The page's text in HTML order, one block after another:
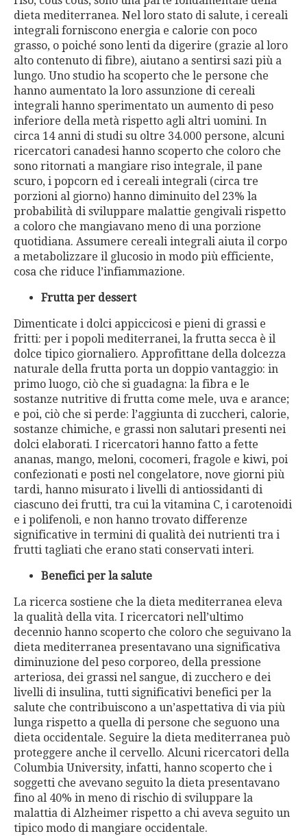
dieta mediterranea. Nel loro stato di salute, i cereali
integrali forniscono energia e calorie con poco
grasso, o poiché sono lenti da digerire (grazie al loro
alto contenuto di fibre), aiutano a sentirsi sazi più a
lungo. Uno studio ha scoperto che le persone che
hanno aumentato la loro assunzione di cereali
integrali hanno sperimentato un aumento di peso
inferiore della metà rispetto agli altri uomini. In
circa 14 anni di studi su oltre 34.000 persone, alcuni
ricercatori canadesi hanno scoperto che coloro che
sono ritornati a mangiare riso integrale, il pane
scuro, i popcorn ed i cereali integrali (circa tre
porzioni al giorno) hanno diminuito del 23% la
probabilità di sviluppare malattie gengivali rispetto
a coloro che mangiavano meno di una porzione
quotidiana. Assumere cereali integrali aiuta il corpo
a metabolizzare il glucosio in modo più efficiente,
cosa che riduce l’infiammazione.
Frutta per dessert
Dimenticate i dolci appiccicosi e pieni di grassi e
fritti: per i popoli mediterranei, la frutta secca è il
dolce tipico giornaliero. Approfittane della dolcezza
naturale della frutta porta un doppio vantaggio: in
primo luogo, ciò che si guadagna: la fibra e le
sostanze nutritive di frutta come mele, uva e arance;
e poi, ciò che si perde: l’aggiunta di zuccheri, calorie,
sostanze chimiche, e grassi non salutari presenti nei
dolci elaborati. I ricercatori hanno fatto a fette
ananas, mango, meloni, cocomeri, fragole e kiwi, poi
confezionati e posti nel congelatore, nove giorni più
tardi, hanno misurato i livelli di antiossidanti di
ciascuno dei frutti, tra cui la vitamina C, i carotenoidi
e i polifenoli, e non hanno trovato differenze
significative in termini di qualità dei nutrienti tra i
frutti tagliati che erano stati conservati interi.
Benefici per la salute
La ricerca sostiene che la dieta mediterranea eleva
la qualità della vita. I ricercatori nell’ultimo
decennio hanno scoperto che coloro che seguivano la
dieta mediterranea presentavano una significativa
diminuzione del peso corporeo, della pressione
arteriosa, dei grassi nel sangue, di zucchero e dei
livelli di insulina, tutti significativi benefici per la
salute che contribuiscono a un’aspettativa di via più
lunga rispetto a quella di persone che seguono una
dieta occidentale. Seguire la dieta mediterranea può
proteggere anche il cervello. Alcuni ricercatori della
Columbia University, infatti, hanno scoperto che i
soggetti che avevano seguito la dieta presentavano
fino al 40% in meno di rischio di sviluppare la
malattia di Alzheimer rispetto a chi aveva seguito un
tipico modo di mangiare occidentale.